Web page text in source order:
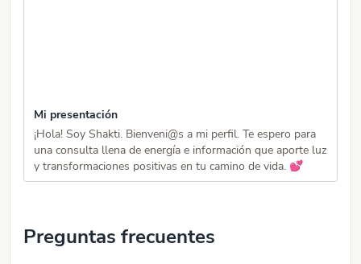
Mi presentación
¡Hola! Soy Shakti. Bienveni@s a mi perfil. Te espero para
una consulta llena de energía e información que aporte luz
y transformaciones positivas en tu camino de vida. 💕
Preguntas frecuentes